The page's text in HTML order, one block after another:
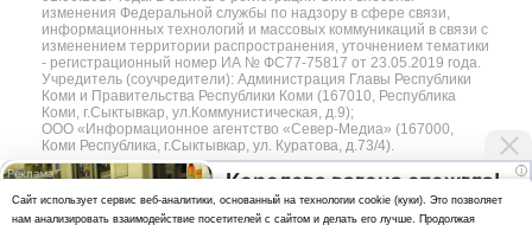
изменения Федеральной службы по надзору в сфере связи,
информационных технологий и массовых коммуникаций в связи с
изменением территории распространения, уточнением тематики
- регистрационный номер ИА № ФС77-75817 от 23.05.2019 года.
Учредитель (соучредители): Администрация Главы Республики
Коми и Правительства Республики Коми (167010, Республика
Коми, г.Сыктывкар, ул.Коммунистическая, д.9);
ООО «Информационное агентство «Север-Медиа» (167000,
Коми Республика, г.Сыктывкар, ул. Куратова, д.73/4).
Разработка сайта — web-студия «Цифровой Век»
i
Королева вагона отожгла!
Видео не оставит
Cайт использует сервис веб-аналитики, основанный на технологии cookie (куки). Это позволяет
нам анализировать взаимодействие посетителей с сайтом и делать его лучше. Продолжая